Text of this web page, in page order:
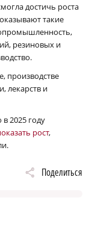
достичь роста
такие
резиновых и
производстве
лекарств и
2025 году
рост,
Поделиться